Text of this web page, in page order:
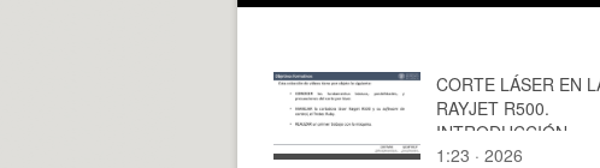
CORTE LÁSER EN
RAYJET R500.
INTRODUCCIÓN.
1:23 · 2026